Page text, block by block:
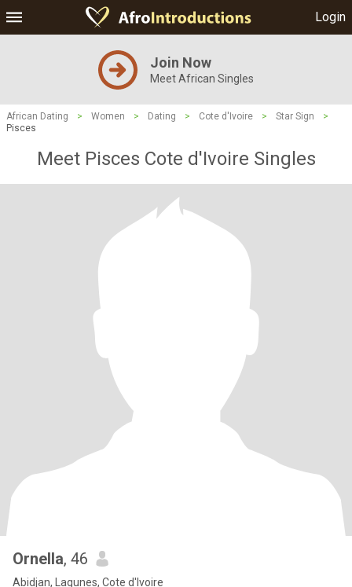
Login
Join Now
Meet African Singles
African Dating > Women > Dating > Cote d'Ivoire > Star Sign
>
Pisces
Meet Pisces Cote d'Ivoire Singles
Ornella, 46
Abidjan, Lagunes, Cote d'Ivoire